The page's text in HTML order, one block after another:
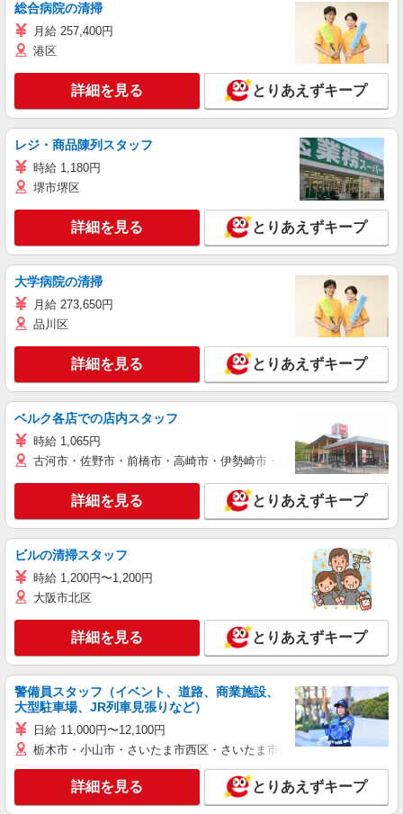
総合病院の清掃
月給 257,400円
港区
詳細を見る とりあえずキープ
レジ・商品陳列スタッフ
時給 1,180円
堺市堺区
詳細を見る とりあえずキープ
大学病院の清掃
月給 273,650円
品川区
詳細を見る とりあえずキープ
ベルク各店での店内スタッフ
時給 1,065円
古河市・佐野市・前橋市・高崎市・伊勢崎市・太田市・館林市・藤
詳細を見る とりあえずキープ
ビルの清掃スタッフ
時給 1,200円〜1,200円
大阪市北区
詳細を見る とりあえずキープ
警備員スタッフ（イベント、道路、商業施設、
大型駐車場、JR列車見張りなど）
日給 11,000円〜12,100円
栃木市・小山市・さいたま市西区・さいたま市岩槻区・久喜市・蓮田
詳細を見る とりあえずキープ